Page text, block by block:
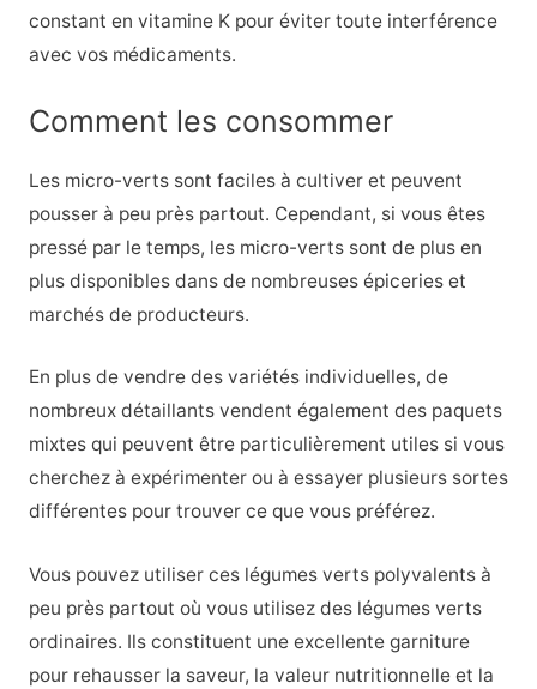
constant en vitamine K pour éviter toute interférence
avec vos médicaments.
Comment les consommer
Les micro-verts sont faciles à cultiver et peuvent
pousser à peu près partout. Cependant, si vous êtes
pressé par le temps, les micro-verts sont de plus en
plus disponibles dans de nombreuses épiceries et
marchés de producteurs.
En plus de vendre des variétés individuelles, de
nombreux détaillants vendent également des paquets
mixtes qui peuvent être particulièrement utiles si vous
cherchez à expérimenter ou à essayer plusieurs sortes
différentes pour trouver ce que vous préférez.
Vous pouvez utiliser ces légumes verts polyvalents à
peu près partout où vous utilisez des légumes verts
ordinaires. Ils constituent une excellente garniture
pour rehausser la saveur, la valeur nutritionnelle et la